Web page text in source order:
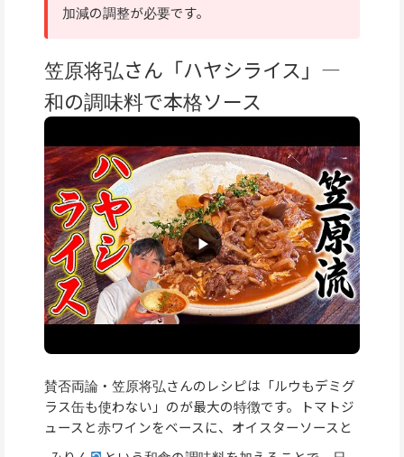
加減の調整が必要です。
笠原将弘さん「ハヤシライス」—
和の調味料で本格ソース
賛否両論・笠原将弘さんのレシピは「ルウもデミグ
ラス缶も使わない」のが最大の特徴です。トマトジ
ュースと赤ワインをベースに、オイスターソースと